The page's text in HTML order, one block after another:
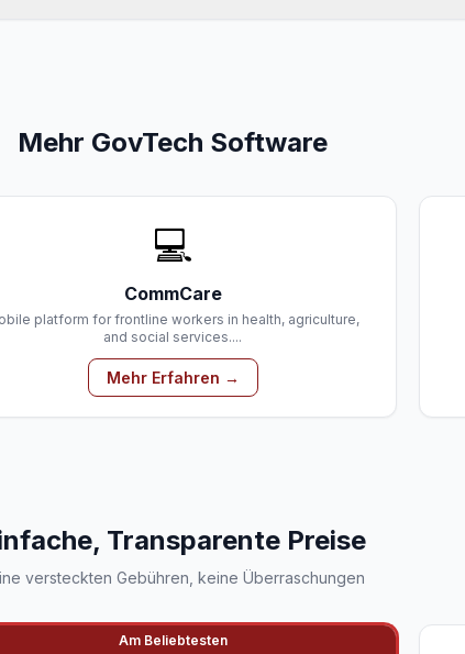
Mehr GovTech Software
💻
CommCare
platform for frontline workers in health, agriculture,
and social services....
Mehr Erfahren →
Transparente Preise
versteckten Gebühren, keine Überraschungen
Am Beliebtesten